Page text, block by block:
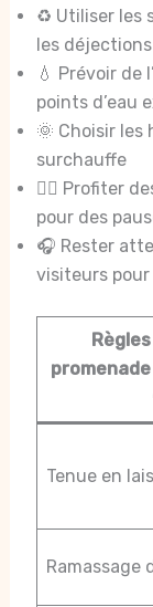
♻️ Utiliser les
les déjections
💧 Prévoir de
points d’eau
🌞 Choisir les
surchauffe
🚶‍♂️ Profiter
pour des
🎧 Rester
visiteurs
Tenue en
Ramassage